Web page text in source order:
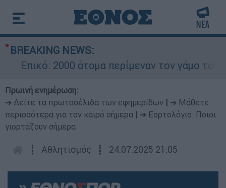
BREAKING NEWS:
Επικό: 2000 άτομα περίμεναν τον γάμο του
Πρωινή ενημέρωση:
➔ Δείτε τα πρωτοσέλιδα των εφημερίδων
➔ Μάθετε
περισσότερα για τον καιρό σήμερα
➔ Εορτολόγιο: Ποιοι
γιορτάζουν σήμερα
┋ Αθλητισμός ┋ 24.07.2025 21:05